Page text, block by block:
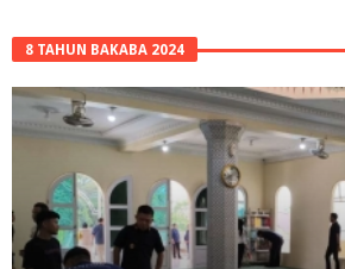
8 TAHUN BAKABA 2024